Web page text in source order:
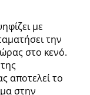
με
την
στο κενό.
αποτελεί το
στην